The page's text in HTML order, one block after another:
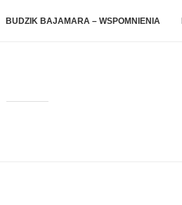
BUDZIK BAJAMARA – WSPOMNIENIA